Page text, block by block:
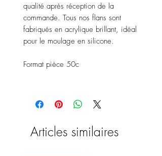
qualité après réception de la
commande. Tous nos flans sont
fabriqués en acrylique brillant, idéal
pour le moulage en silicone.
Format pièce 50c
Articles similaires